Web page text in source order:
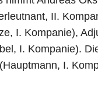
II.
I. Kompanie),
I. Kompanie).
I.